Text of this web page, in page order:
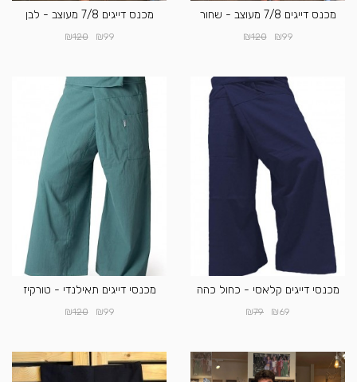
מכנס דייגים 7/8 מעוצב - שחור
₪99
₪120
מכנס דייגים 7/8 מעוצב - לבן
₪99
₪120
מכנסי דייגים קלאסי - כחול כהה
₪69
₪79
מכנסי דייגים תאילנדי - טורקיז
₪99
₪120